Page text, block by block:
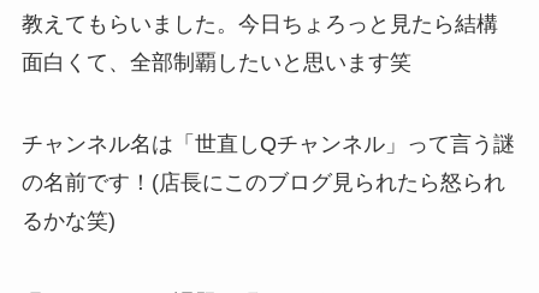
教えてもらいました。今日ちょろっと見たら結構
面白くて、全部制覇したいと思います笑
チャンネル名は「世直しQチャンネル」って言う謎
の名前です！(店長にこのブログ見られたら怒られ
るかな笑)